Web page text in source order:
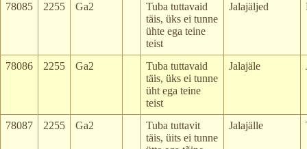
78085 2255 Ga2
Tuba tuttavaid
täis, üks ei tunne
ühte ega teine
teist
Jalajäljed
78086 2255 Ga2
Tuba tuttavaid
täis, üks ei tunne
üht ega teine
teist
Jalajäle
78087 2255 Ga2
Tuba tuttavit
täis, üits ei tunne
Jalajälle